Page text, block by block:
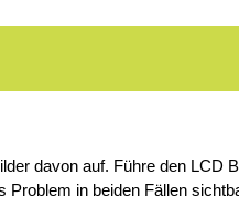
davon auf. Führe den
Problem in beiden Fällen